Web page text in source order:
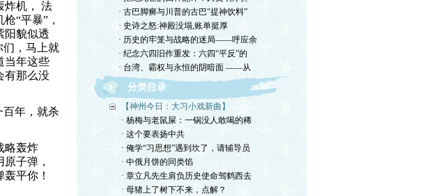
炸机， 法
“平暴”，
阳貌似透
们，马上就
当年这些
有那么没
百年，就杀
略轰炸
子弹，
平你！
· 古巴脚癣与川普的古巴"提神饮料”
· 史诗之怒:神殿没塌,账单挺厚
· 历史的牢笼与战略的迷局——呼应余
· 纪念六四旧作重发：六四“平反”的
· 台湾、霸权与永恒的阴暗面 ——从
分类目录
【神州今日：大习小戏新曲】
· 杨梅与老鼠屎：一锅没人敢喝的稀
· 这个要表扬中共
· 俺学“习思想”遇到坎了，请辅导员
· 中俄月饼的同类馅
· 章立凡先生肩负历史使命驾鹤西去
· 母猪上了树下不来，点解？